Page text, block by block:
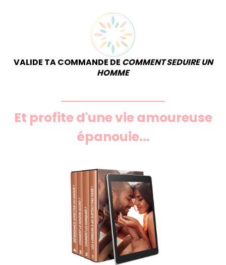
VALIDE TA COMMANDE DE COMMENT SEDUIRE UN
HOMME
Et profite d'une vie amoureuse
épanouie...